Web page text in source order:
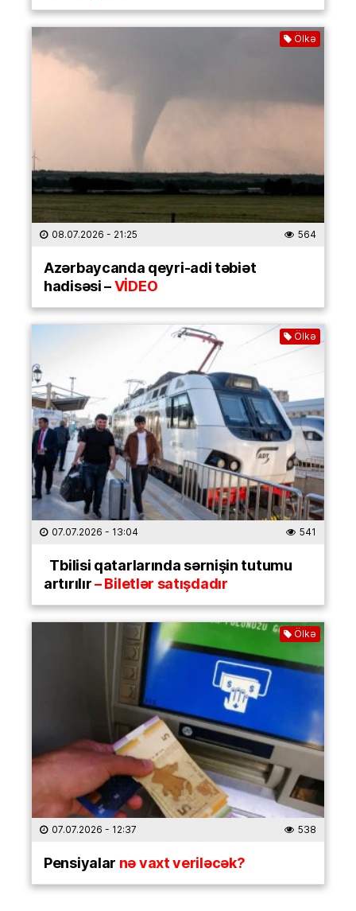
Ölkə
08.07.2026 - 21:25 564
Azərbaycanda qeyri-adi təbiət
hadisəsi –VİDEO
Ölkə
07.07.2026 - 13:04 541
Tbilisi qatarlarında sərnişin tutumu
artırılır– Biletlər satışdadır
Ölkə
07.07.2026 - 12:37 538
Pensiyalar nə vaxt veriləcək?